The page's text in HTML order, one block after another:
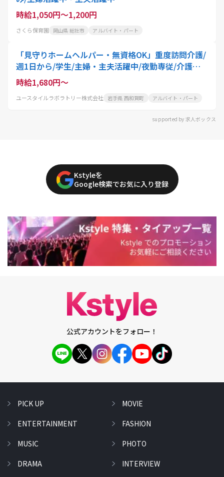
時給1,050円～1,200円
さくら保育園 岡山県 総社市 アルバイト・パート
「見守りホームヘルパー・無資格OK」重度訪問介護/
週1日から/学生/主婦・主夫活躍中/夜勤専従/介護職
員
時給1,680円～
ユースタイルラボラトリー株式会社 岩手県 西和賀町 アルバイト・パート
supported by 求人ボックス
Kstyleを
Google検索でお気に入り登録
公式アカウントをフォロー！
PICK UP
ENTERTAINMENT
MUSIC
DRAMA
MOVIE
FASHION
PHOTO
INTERVIEW